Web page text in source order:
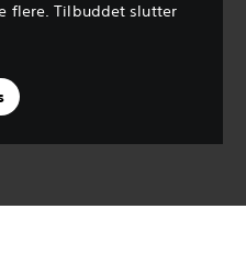
flere. Tilbuddet slutter